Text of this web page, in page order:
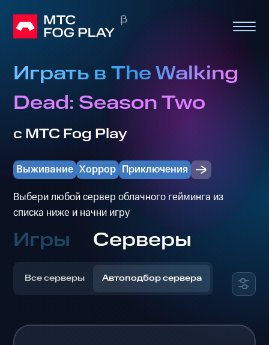
Играть в The Walking
Dead: Season Two
с МТС Fog Play
Выживание Хоррор Приключения
Выбери любой сервер облачного гейминга из
списка ниже и начни игру
Игры Серверы
Все серверы Автоподбор сервера